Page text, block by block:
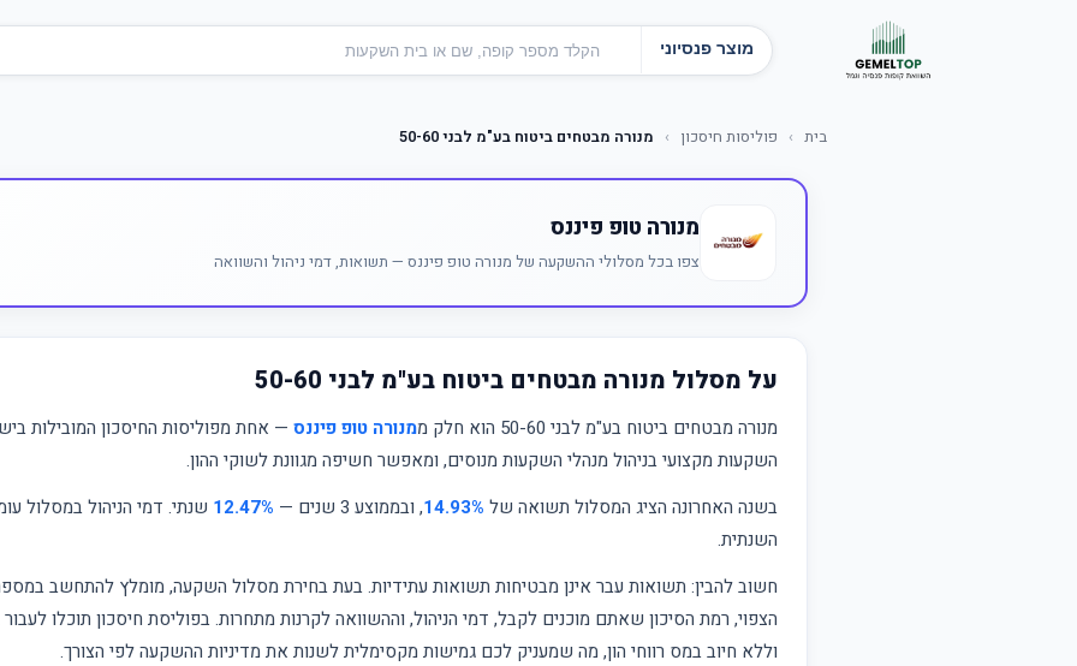
מוצר פנסיוני
בית › פוליסות חיסכון › מנורה מבטחים ביטוח בע"מ לבני 50-60
מנורה טופ פיננס
צפו בכל מסלולי ההשקעה של מנורה טופ פיננס — תשואות, דמי ניהול והשוואה
על מסלול מנורה מבטחים ביטוח בע"מ לבני 50-60
מנורה מבטחים ביטוח בע"מ לבני 50-60 הוא חלק מ מנורה טופ פיננס — אחת מפוליסות החיסכון המובילות
השקעות מקצועי בניהול מנהלי השקעות מנוסים, ומאפשר חשיפה מגוונת לשוקי ההון.
בשנה האחרונה הציג המסלול תשואה של 14.93%, ובממוצע 3 שנים — 12.47% שנתי. דמי הניהול במסלול
השנתית.
חשוב להבין: תשואות עבר אינן מבטיחות תשואות עתידיות. בעת בחירת מסלול השקעה, מומלץ להתחשב
הצפוי, רמת הסיכון שאתם מוכנים לקבל, דמי הניהול, וההשוואה לקרנות מתחרות. בפוליסת חיסכון תוכלו
וללא חיוב במס רווחי הון, מה שמעניק לכם גמישות מקסימלית לשנות את מדיניות ההשקעה לפי הצורך.